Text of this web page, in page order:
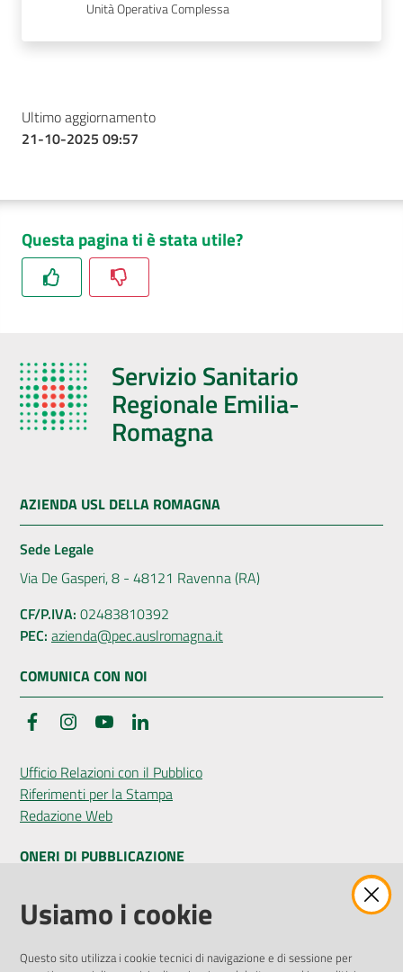
Unità Operativa Complessa
Ultimo aggiornamento
21-10-2025 09:57
Questa pagina ti è stata utile?
Servizio Sanitario
Regionale Emilia-
Romagna
AZIENDA USL DELLA ROMAGNA
Sede Legale
Via De Gasperi, 8 - 48121 Ravenna (RA)
CF/P.IVA: 02483810392
PEC: azienda@pec.auslromagna.it
COMUNICA CON NOI
FacebookInstagramYouTube
Ufficio Relazioni con il Pubblico
Riferimenti per la Stampa
Redazione Web
ONERI DI PUBBLICAZIONE
Amministrazione Trasparente
Pubblicità legale
Privacy Policy
Usiamo i cookie
Questo sito utilizza i cookie tecnici di navigazione e di sessione per